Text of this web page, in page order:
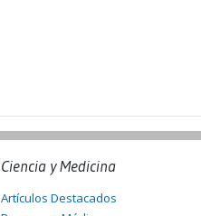
Ciencia y Medicina
Artículos Destacados